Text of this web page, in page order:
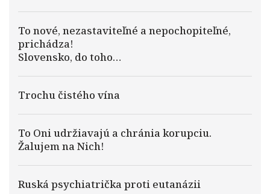
To nové, nezastaviteľné a nepochopiteľné,
prichádza!
Slovensko, do toho…
Trochu čistého vína
To Oni udržiavajú a chránia korupciu.
Žalujem na Nich!
Ruská psychiatrička proti eutanázii